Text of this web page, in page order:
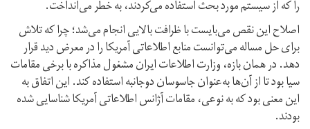
را که از سیستم مورد بحث استفاده می‌کردند، به خطر می‌انداخت.
اصلاح این نقص می‌بایست با ظرافت بالایی انجام می‌شد؛ چرا که تلاش
برای حل مساله می‌توانست منابع اطلاعاتی آمریکا را در معرض دید قرار
دهد. در همان بازه، وزارت اطلاعات ایران مشغول مذاکره با برخی مقامات
سیا بود تا از آن‌ها به‌عنوان جاسوسان دوجانبه استفاده کند. این اتفاق به
این معنی بود که به نوعی، مقامات آژانس اطلاعاتی آمریکا شناسایی شده
بودند.